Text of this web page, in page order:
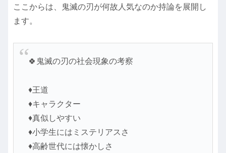
ここからは、鬼滅の刃が何故人気なのか持論を展開し
ます。
🍀鬼滅の刃の社会現象の考察
♦王道
♦キャラクター
♦真似しやすい
♦小学生にはミステリアスさ
♦高齢世代には懐かしさ